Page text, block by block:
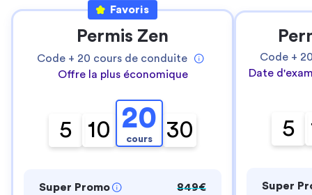
Favoris
Permis Zen
Code + 20 cours de conduite
Offre la plus économique
5 10 20
cours 30
Super Promo
849€
Code +
Date
5
Super